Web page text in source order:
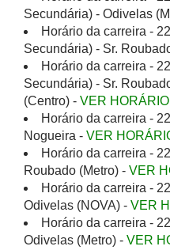
Secundária) - Odivelas
Horário da carreira -
Secundária) - Sr.
Horário da carreira -
Secundária) - Sr.
(Centro) - VER HORÁRIO
Horário da carreira -
Nogueira - VER
Horário da carreira -
Roubado (Metro) - VER
Horário da carreira -
Odivelas (NOVA) - VER
Horário da carreira -
Odivelas (Metro) - VER